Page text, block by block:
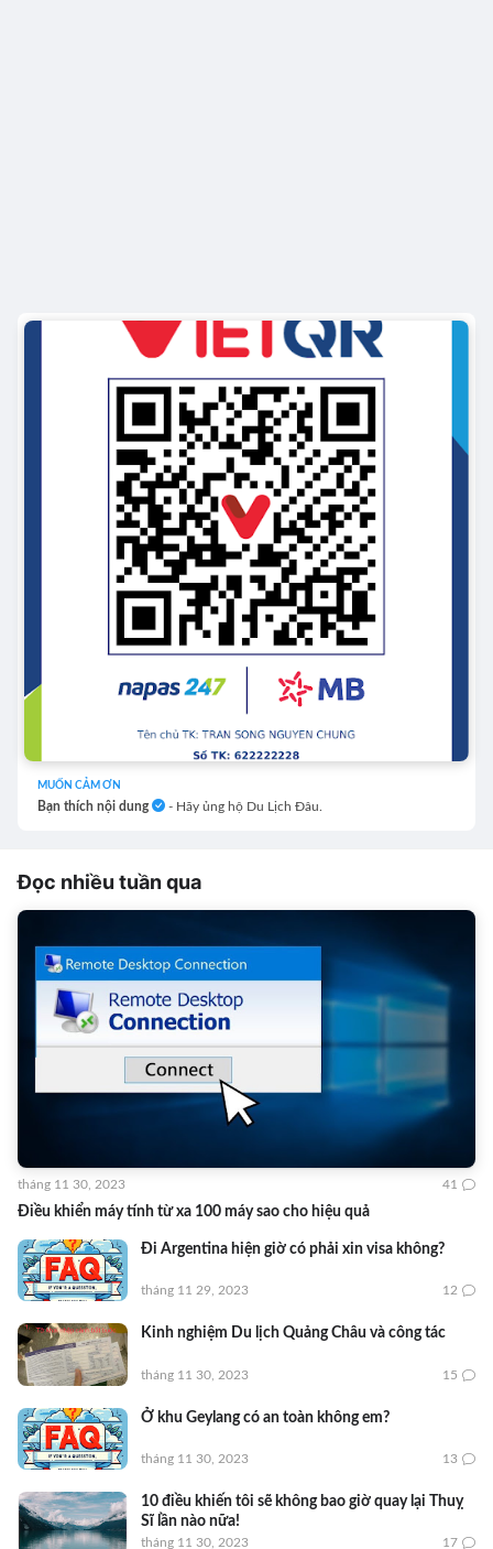
MUỐN CẢM ƠN
Bạn thích nội dung - Hãy ủng hộ Du Lịch Đâu.
Đọc nhiều tuần qua
Điều khiển máy tính từ xa 100 máy sao cho hiệu quả
tháng 11 30, 2023 41
Đi Argentina hiện giờ có phải xin visa không?
tháng 11 29, 2023 12
Kinh nghiệm Du lịch Quảng Châu và công tác
tháng 11 30, 2023 15
Ở khu Geylang có an toàn không em?
tháng 11 30, 2023 13
10 điều khiến tôi sẽ không bao giờ quay lại Thuỵ
Sĩ lần nào nữa!
tháng 11 30, 2023 17